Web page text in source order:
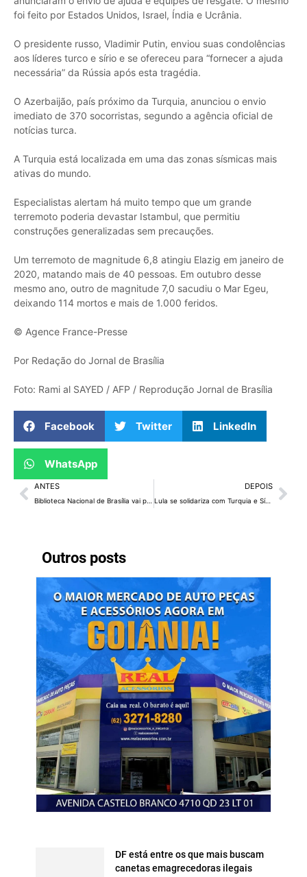
Outros posts
DF está entre os que mais buscam
canetas emagrecedoras ilegais
foi feito por Estados Unidos, Israel, Índia e Ucrânia.
O presidente russo, Vladimir Putin, enviou suas condolências
aos líderes turco e sírio e se ofereceu para “fornecer a ajuda
necessária” da Rússia após esta tragédia.
O Azerbaijão, país próximo da Turquia, anunciou o envio
imediato de 370 socorristas, segundo a agência oficial de
notícias turca.
A Turquia está localizada em uma das zonas sísmicas mais
ativas do mundo.
Especialistas alertam há muito tempo que um grande
terremoto poderia devastar Istambul, que permitiu
construções generalizadas sem precauções.
Um terremoto de magnitude 6,8 atingiu Elazig em janeiro de
2020, matando mais de 40 pessoas. Em outubro desse
mesmo ano, outro de magnitude 7,0 sacudiu o Mar Egeu,
deixando 114 mortos e mais de 1.000 feridos.
© Agence France-Presse
Por Redação do Jornal de Brasília
Foto: Rami al SAYED / AFP / Reprodução Jornal de Brasília
Facebook Twitter LinkedIn
WhatsApp
ANTES DEPOIS
Lula se solidariza com Turquia e Síria após terremoto